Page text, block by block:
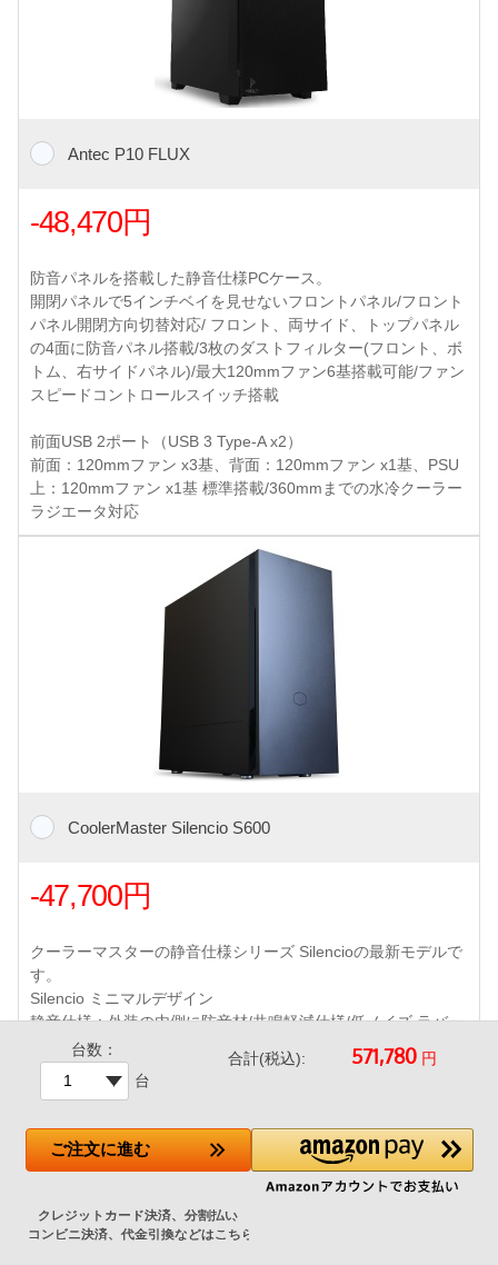
Antec P10 FLUX
-48,470円
防音パネルを搭載した静音仕様PCケース。
開閉パネルで5インチベイを見せないフロントパネル/フロント
パネル開閉方向切替対応/ フロント、両サイド、トップパネル
の4面に防音パネル搭載/3枚のダストフィルター(フロント、ボ
トム、右サイドパネル)/最大120mmファン6基搭載可能/ファン
スピードコントロールスイッチ搭載
前面USB 2ポート（USB 3 Type-A x2）
前面：120mmファン x3基、背面：120mmファン x1基、PSU
上：120mmファン x1基 標準搭載/360mmまでの水冷クーラー
ラジエータ対応
CoolerMaster Silencio S600
-47,700円
クーラーマスターの静音仕様シリーズ Silencioの最新モデルで
す。
Silencio ミニマルデザイン
静音仕様：外装の内側に防音材/共鳴軽減仕様/低ノイズ ラバー
パッドSilencio FPファン
前面USB 2ポート（USB 3 Type-A x2）
前面120mmファン・背面120mmファン付属
台数：
台
合計(税込): 円
ご注文に進む